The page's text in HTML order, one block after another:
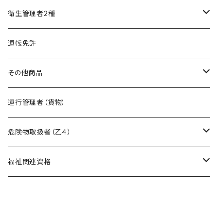
精神保健福祉士
フルセット
模擬試験
フルセット
オリジナル教材
模擬試験
フルセット
衛生管理者2種
オリジナル教材
模擬試験
フルセット
運転免許
その他商品
暗記カード作成キット
運行管理者（貨物）
危険物取扱者（乙４）
在宅模擬試験
福祉関連資格